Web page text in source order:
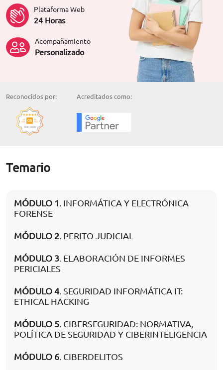
Plataforma Web
24 Horas
Acompañamiento
Personalizado
Reconocidos por: Acreditados como:
Temario
MÓDULO 1 . INFORMÁTICA Y ELECTRÓNICA
FORENSE
MÓDULO 2 . PERITO JUDICIAL
MÓDULO 3 . ELABORACIÓN DE INFORMES
PERICIALES
MÓDULO 4. SEGURIDAD INFORMÁTICA IT:
ETHICAL HACKING
MÓDULO 5 . CIBERSEGURIDAD: NORMATIVA,
POLÍTICA DE SEGURIDAD Y CIBERINTELIGENCIA
MÓDULO 6 . CIBERDELITOS